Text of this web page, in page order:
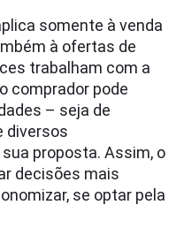
somente à venda
à ofertas de
trabalham com a
comprador pode
– seja de
diversos
proposta. Assim, o
decisões mais
se optar pela